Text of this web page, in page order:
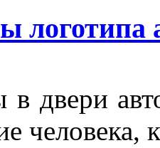
логотипа
в двери
человека,